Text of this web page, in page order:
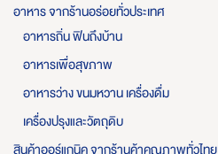
อาหาร จากร้านอร่อยทั่วประเทศ
อาหารถิ่น ฟินถึงบ้าน
อาหารเพื่อสุขภาพ
อาหารว่าง ขนมหวาน เครื่องดื่ม
เครื่องปรุงและวัตถุดิบ
สินค้าออร์แกนิค จากร้านค้าคุณภาพทั่วไทย